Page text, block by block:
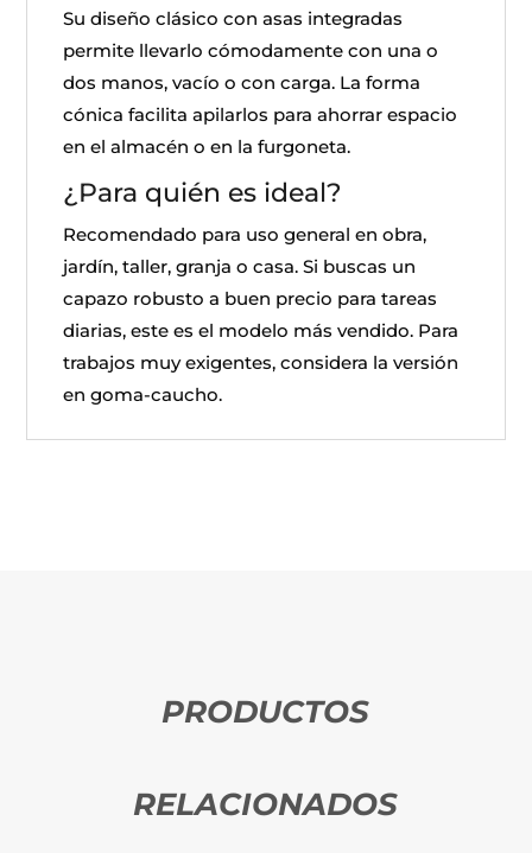
Su diseño clásico con asas integradas
permite llevarlo cómodamente con una o
dos manos, vacío o con carga. La forma
cónica facilita apilarlos para ahorrar espacio
en el almacén o en la furgoneta.
¿Para quién es ideal?
Recomendado para uso general en obra,
jardín, taller, granja o casa. Si buscas un
capazo robusto a buen precio para tareas
diarias, este es el modelo más vendido. Para
trabajos muy exigentes, considera la versión
en goma-caucho.
PRODUCTOS
RELACIONADOS